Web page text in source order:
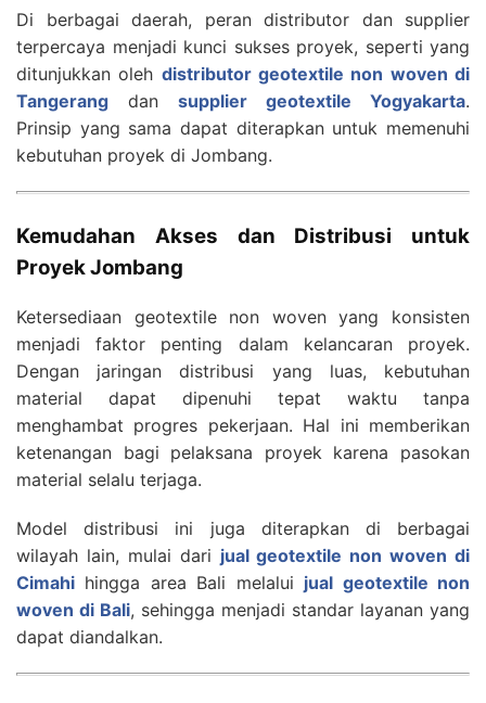
Di berbagai daerah, peran distributor dan supplier
terpercaya menjadi kunci sukses proyek, seperti yang
ditunjukkan oleh distributor geotextile non woven di
Tangerang dan supplier geotextile Yogyakarta.
Prinsip yang sama dapat diterapkan untuk memenuhi
kebutuhan proyek di Jombang.
Kemudahan Akses dan Distribusi untuk
Proyek Jombang
Ketersediaan geotextile non woven yang konsisten
menjadi faktor penting dalam kelancaran proyek.
Dengan jaringan distribusi yang luas, kebutuhan
material dapat dipenuhi tepat waktu tanpa
menghambat progres pekerjaan. Hal ini memberikan
ketenangan bagi pelaksana proyek karena pasokan
material selalu terjaga.
Model distribusi ini juga diterapkan di berbagai
wilayah lain, mulai dari jual geotextile non woven di
Cimahi hingga area Bali melalui jual geotextile non
woven di Bali, sehingga menjadi standar layanan yang
dapat diandalkan.